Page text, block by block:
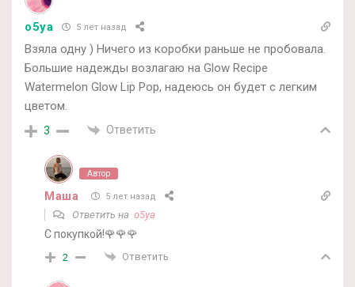
o5ya 5 лет назад
Взяла одну ) Ничего из коробки раньше не пробовала.
Большие надежды возлагаю на Glow Recipe
Watermelon Glow Lip Pop, надеюсь он будет с легким
цветом.
3 Ответить
Автор
Маша 5 лет назад
Ответить на o5ya
С покупкой!🌹🌹🌹
2 Ответить